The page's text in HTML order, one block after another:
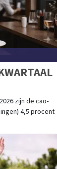
zijn de cao-
4,5 procent